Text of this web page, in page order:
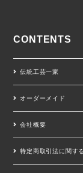
CONTENTS
伝統工芸一家
オーダーメイド
会社概要
特定商取引法に関す